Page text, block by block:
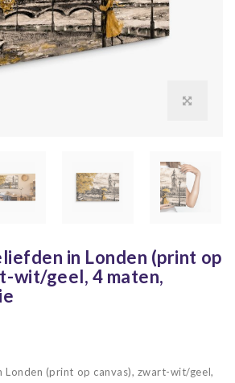
in Londen (print op
wit/geel, 4 maten,
Londen (print op canvas), zwart-wit/geel,